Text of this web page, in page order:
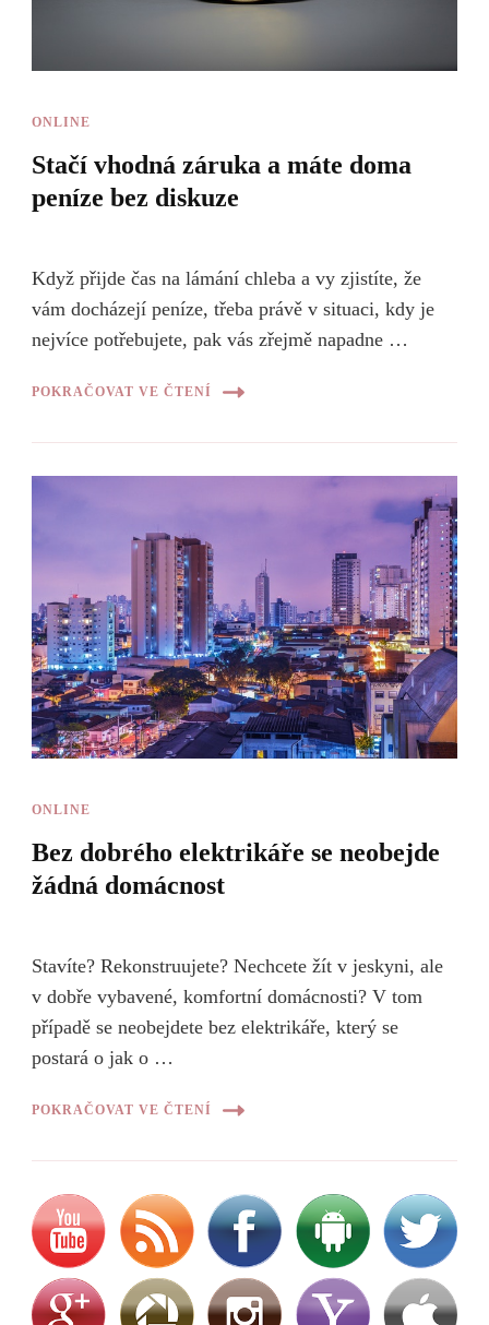
ONLINE
Stačí vhodná záruka a máte doma
peníze bez diskuze
Když přijde čas na lámání chleba a vy zjistíte, že
vám docházejí peníze, třeba právě v situaci, kdy je
nejvíce potřebujete, pak vás zřejmě napadne …
POKRAČOVAT VE ČTENÍ
ONLINE
Bez dobrého elektrikáře se neobejde
žádná domácnost
Stavíte? Rekonstruujete? Nechcete žít v jeskyni, ale
v dobře vybavené, komfortní domácnosti? V tom
případě se neobejdete bez elektrikáře, který se
postará o jak o …
POKRAČOVAT VE ČTENÍ